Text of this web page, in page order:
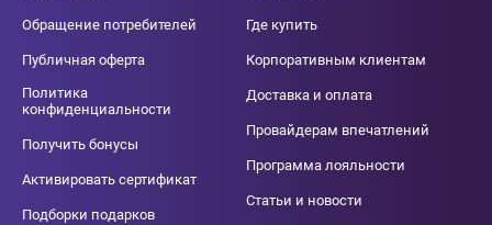
Обращение потребителей
Публичная оферта
Политика
конфиденциальности
Получить бонусы
Активировать сертификат
Подборки подарков
Где купить
Корпоративным клиентам
Доставка и оплата
Провайдерам впечатлений
Программа лояльности
Статьи и новости